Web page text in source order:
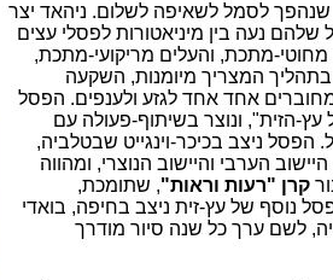
שנהפך לסמל לשאיפה לשלום. ניהאד יצר
שלהם נעה בין מיניאטורות לפסלי עצים
מחוטי-מתכת, והעלים מריקועי-מתכת,
בתהליך המצריך מיומנות, השקעה
אחד אחד לגזע ולענפים. הפסל
עץ-הזית", ונוצר בשיתוף-פעולה עם
הפסל ניצב בכיכר-וינגייט שבטלביה,
הערבי והיישוב הנוצרי, ומהווה
קרן "רעות וראות", שתומכת,
נוסף של עץ-זית ניצב בחיפה, בואדי
לשם ערך כל שנה סיור מודרך